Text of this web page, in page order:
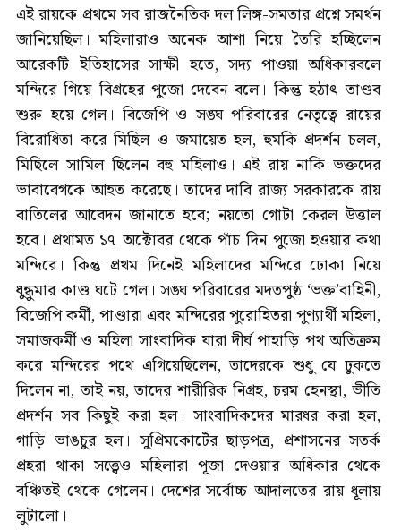
এই রায়কে প্রথমে সব রাজনৈতিক দল লিঙ্গ-সমতার প্রশ্নে সমর্থন
জানিয়েছিল। মহিলারাও অনেক আশা নিয়ে তৈরি হচ্ছিলেন
আরেকটি ইতিহাসের সাক্ষী হতে, সদ্য পাওয়া অধিকারবলে
মন্দিরে গিয়ে বিগ্রহের পুজো দেবেন বলে। কিন্তু হঠাৎ তাণ্ডব
শুরু হয়ে গেল। বিজেপি ও সঙ্ঘ পরিবারের নেতৃত্বে রায়ের
বিরোধিতা করে মিছিল ও জমায়েত হল, হুমকি প্রদর্শন চলল,
মিছিলে সামিল ছিলেন বহু মহিলাও। এই রায় নাকি ভক্তদের
ভাবাবেগকে আহত করেছে। তাদের দাবি রাজ্য সরকারকে রায়
বাতিলের আবেদন জানাতে হবে; নয়তো গোটা কেরল উত্তাল
হবে। প্রথামত ১৭ অক্টোবর থেকে পাঁচ দিন পুজো হওয়ার কথা
মন্দিরে। কিন্তু প্রথম দিনেই মহিলাদের মন্দিরে ঢোকা নিয়ে
ধুন্ধুমার কাণ্ড ঘটে গেল। সঙ্ঘ পরিবারের মদতপুষ্ঠ ‘ভক্ত’বাহিনী,
বিজেপি কর্মী, পাণ্ডারা এবং মন্দিরের পুরোহিতরা পুণ্যার্থী মহিলা,
সমাজকর্মী ও মহিলা সাংবাদিক যারা দীর্ঘ পাহাড়ি পথ অতিক্রম
করে মন্দিরের পথে এগিয়েছিলেন, তাদেরকে শুধু যে ঢুকতে
দিলেন না, তাই নয়, তাদের শারীরিক নিগ্রহ, চরম হেনস্থা, ভীতি
প্রদর্শন সব কিছুই করা হল। সাংবাদিকদের মারধর করা হল,
গাড়ি ভাঙচুর হল। সুপ্রিমকোর্টের ছাড়পত্র, প্রশাসনের সতর্ক
প্রহরা থাকা সত্ত্বেও মহিলারা পূজা দেওয়ার অধিকার থেকে
বঞ্চিতই থেকে গেলেন। দেশের সর্বোচ্চ আদালতের রায় ধূলায়
লুটালো।